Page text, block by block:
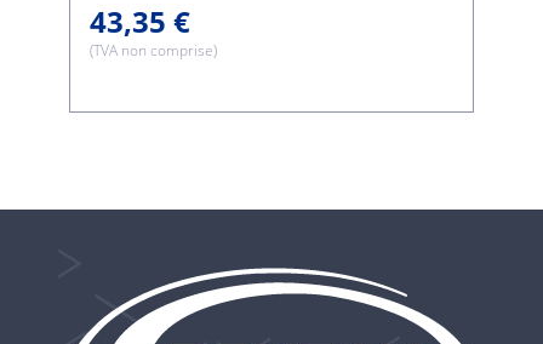
43,35 €
(TVA non comprise)